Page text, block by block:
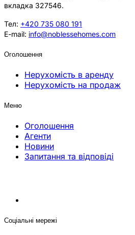
вкладка 327546.
Тел: +420 735 080 191
E-mail: info@noblessehomes.com
Оголошення
Нерухомість в аренду
Нерухомість на продаж
Меню
Оголошення
Агенти
Новини
Запитання та відповіді
Соціальні мережі